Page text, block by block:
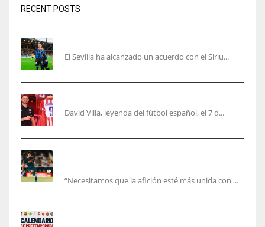
RECENT POSTS
El Sevilla ha alcanzado un acuerdo con el Siriu...
David Villa, leyenda del fútbol español, el 7 d...
“Necesitamos que la afición esté más unida con ...